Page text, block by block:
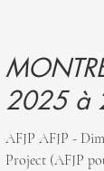
2025 à
AFJP AFJP - Dimanche 25 mai - 21h00 Annam’s Family Jazz
Project (AFJP